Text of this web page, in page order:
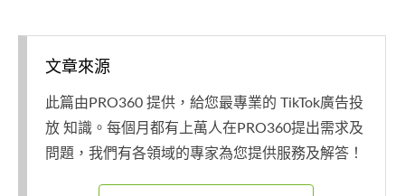
文章來源
此篇由PRO360 提供，給您最專業的 TikTok廣告投
放 知識。每個月都有上萬人在PRO360提出需求及
問題，我們有各領域的專家為您提供服務及解答！